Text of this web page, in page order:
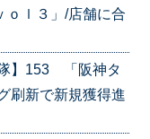
ｏｌ３」/店舗に合
】153 「阪神タ
刷新で新規獲得進